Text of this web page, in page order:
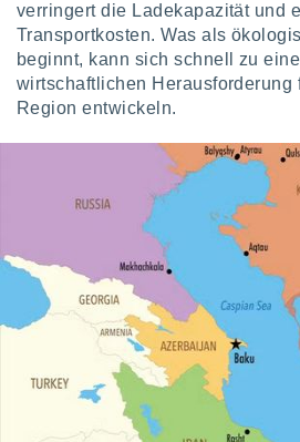
verringert die Ladekapazität und
Transportkosten. Was als
beginnt, kann sich schnell zu
wirtschaftlichen Herausforderung
Region entwickeln.